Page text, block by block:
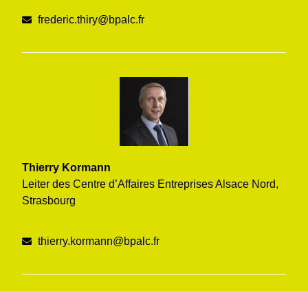
frederic.thiry@bpalc.fr
Thierry Kormann
Leiter des Centre d’Affaires Entreprises Alsace Nord,
Strasbourg
thierry.kormann@bpalc.fr